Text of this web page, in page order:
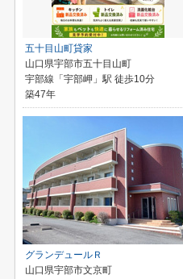
五十目山町貸家
山口県宇部市五十目山町
宇部線「宇部岬」駅 徒歩10分
築47年
グランデュールＲ
山口県宇部市文京町